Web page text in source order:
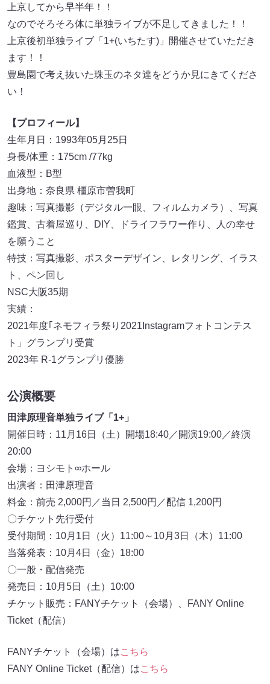
上京してから早半年！！
なのでそろそろ体に単独ライブが不足してきました！！
上京後初単独ライブ「1+(いちたす)」開催させていただき
ます！！
豊島園で考え抜いた珠玉のネタ達をどうか見にきてくださ
い！
【プロフィール】
生年月日：1993年05月25日
身長/体重：175cm /77kg
血液型：B型
出身地：奈良県 橿原市曽我町
趣味：写真撮影（デジタル一眼、フィルムカメラ）、写真
鑑賞、古着屋巡り、DIY、ドライフラワー作り、人の幸せ
を願うこと
特技：写真撮影、ポスターデザイン、レタリング、イラス
ト、ペン回し
NSC大阪35期
実績：
2021年度｢ネモフィラ祭り2021Instagramフォトコンテス
ト」グランプリ受賞
2023年 R-1グランプリ優勝
公演概要
田津原理音単独ライブ「1+」
開催日時：11月16日（土）開場18:40／開演19:00／終演
20:00
会場：ヨシモト∞ホール
出演者：田津原理音
料金：前売 2,000円／当日 2,500円／配信 1,200円
〇チケット先行受付
受付期間：10月1日（火）11:00～10月3日（木）11:00
当落発表：10月4日（金）18:00
〇一般・配信発売
発売日：10月5日（土）10:00
チケット販売：FANYチケット（会場）、FANY Online
Ticket（配信）
FANYチケット（会場）はこちら
FANY Online Ticket（配信）はこちら